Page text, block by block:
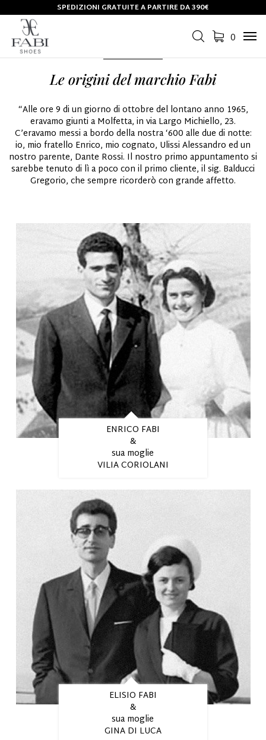
SPEDIZIONI GRATUITE A PARTIRE DA 390€
0
Le origini del marchio Fabi
“Alle ore 9 di un giorno di ottobre del lontano anno 1965,
eravamo giunti a Molfetta, in via Largo Michiello, 23.
C’eravamo messi a bordo della nostra ‘600 alle due di notte:
io, mio fratello Enrico, mio cognato, Ulissi Alessandro ed un
nostro parente, Dante Rossi. Il nostro primo appuntamento si
sarebbe tenuto di lì a poco con il primo cliente, il sig. Balducci
Gregorio, che sempre ricorderò con grande affetto.
ENRICO FABI
&
sua moglie
VILIA CORIOLANI
ELISIO FABI
&
sua moglie
GINA DI LUCA